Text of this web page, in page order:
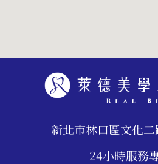
新北市林口區文化
24小時服務